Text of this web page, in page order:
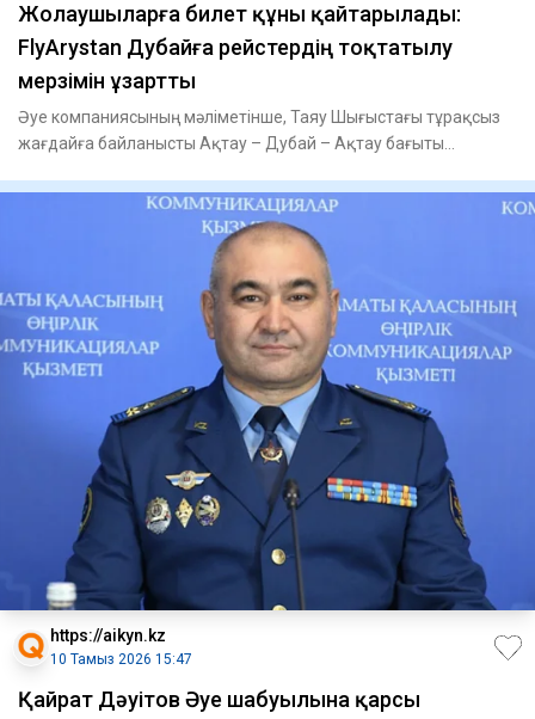
Жолаушыларға билет құны қайтарылады:
FlyArystan Дубайға рейстердің тоқтатылу
мерзімін ұзартты
Әуе компаниясының мәліметінше, Таяу Шығыстағы тұрақсыз
жағдайға байланысты Ақтау – Дубай – Ақтау бағыты
https://aikyn.kz
10 Тамыз 2026 15:47
Қайрат Дәуітов Әуе шабуылына қарсы